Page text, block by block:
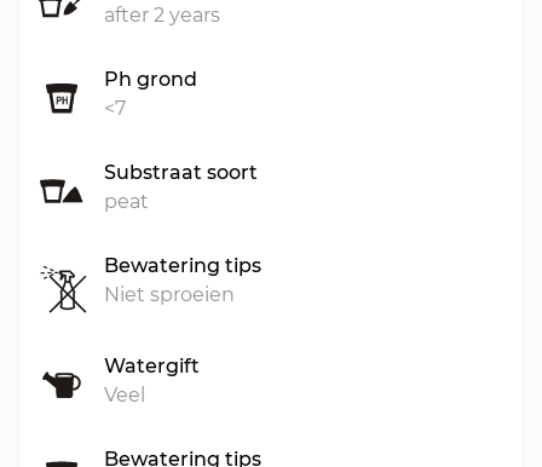
after 2 years
Ph grond
<7
Substraat soort
peat
Bewatering tips
Niet sproeien
Watergift
Veel
Bewatering tips